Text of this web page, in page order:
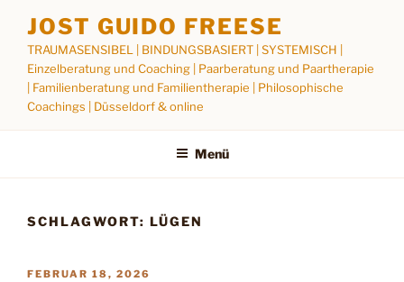
Inhalt
springen
JOST GUIDO FREESE
TRAUMASENSIBEL | BINDUNGSBASIERT | SYSTEMISCH |
Einzelberatung und Coaching | Paarberatung und Paartherapie
| Familienberatung und Familientherapie | Philosophische
Coachings | Düsseldorf & online
Menü
SCHLAGWORT: LÜGEN
VERÖFFENTLICHT
FEBRUAR 18, 2026